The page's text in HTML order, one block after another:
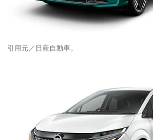
引用元／日産自動車。